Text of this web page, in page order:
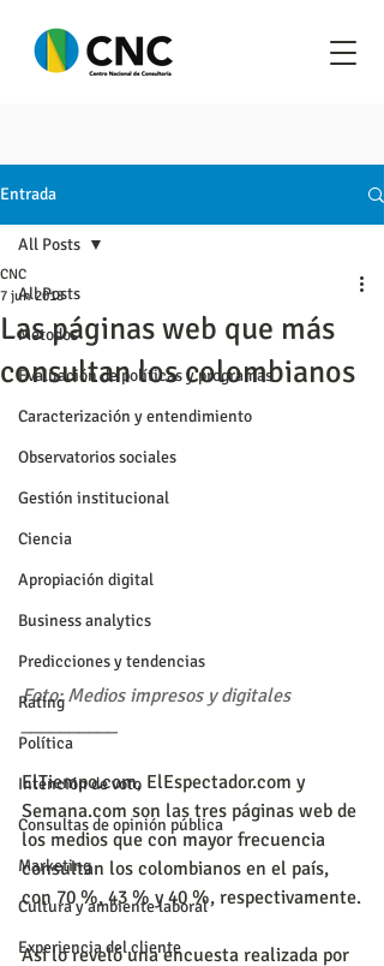
Entrada
All Posts
Metodos
Evaluación de políticas y programas
Caracterización y entendimiento
Observatorios sociales
Gestión institucional
Ciencia
Apropiación digital
Business analytics
Predicciones y tendencias
Rating
Política
Intención de voto
Consultas de opinión pública
Marketing
Cultura y ambiente laboral
Experiencia del cliente
All Posts
Las páginas web que más
consultan los colombianos
CNC
7 jun 2018
Foto: Medios impresos y digitales
ElTiempo.com, ElEspectador.com y
Semana.com son las tres páginas web de
los medios que con mayor frecuencia
consultan los colombianos en el país,
con 70 %, 43 % y 40 %, respectivamente.
Así lo reveló una encuesta realizada por